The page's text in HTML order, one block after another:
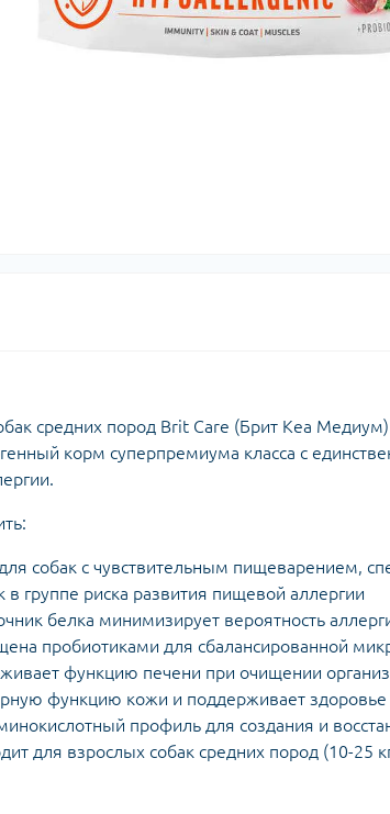
средних пород Brit Care (Брит Кеа
корм суперпремиума класса с
собак с чувствительным пищеварением,
в группе риска развития пищевой аллергии
белка минимизирует вероятность
пробиотиками для сбалансированной
функцию печени при очищении
функцию кожи и поддерживает здоровье
профиль для создания и
для взрослых собак средних пород (10-25